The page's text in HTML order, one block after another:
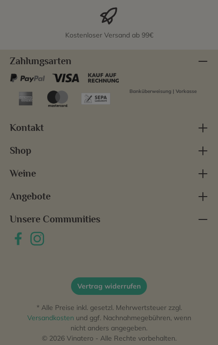
Kostenloser Versand ab 99€
Shop
Weine
Angebote
Zahlungsarten
Banküberweisung | Vorkasse
Unsere Communities
Kontakt
Vertrag widerrufen
* Alle Preise inkl. gesetzl. Mehrwertsteuer zzgl.
Versandkosten und ggf. Nachnahmegebühren, wenn
nicht anders angegeben.
© 2026 Vinatero - Alle Rechte vorbehalten.